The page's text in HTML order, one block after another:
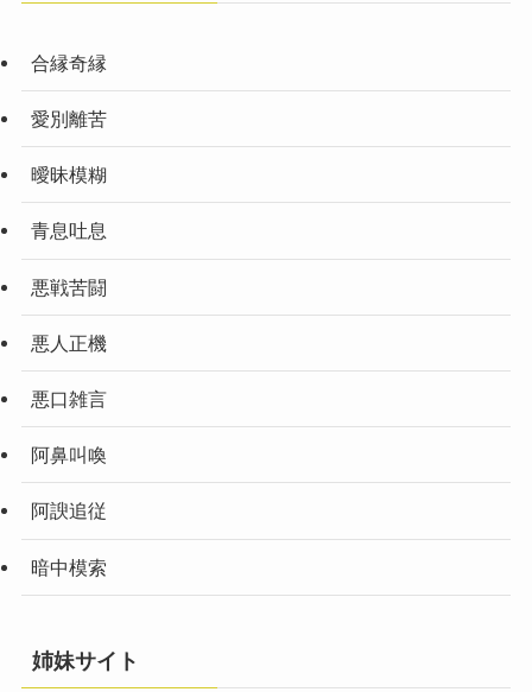
合縁奇縁
愛別離苦
曖昧模糊
青息吐息
悪戦苦闘
悪人正機
悪口雑言
阿鼻叫喚
阿諛追従
暗中模索
姉妹サイト